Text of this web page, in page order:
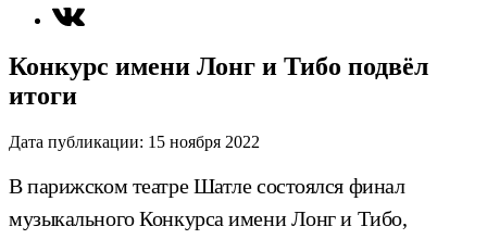
Конкурс имени Лонг и Тибо подвёл
итоги
Дата публикации: 15 ноября 2022
В парижском театре Шатле состоялся финал
музыкального Конкурса имени Лонг и Тибо,